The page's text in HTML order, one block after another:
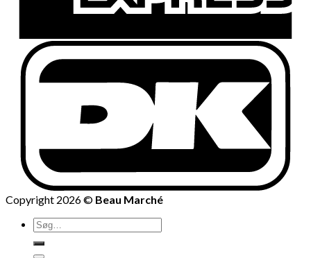
Copyright 2026 © Beau Marché
Søg
efter: